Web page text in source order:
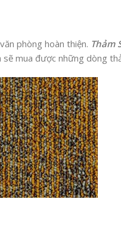
phòng hoàn thiện. Thảm
mua được những dòng